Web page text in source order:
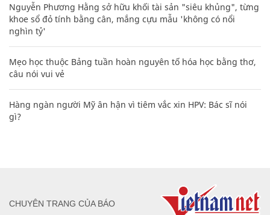
Nguyễn Phương Hằng sở hữu khối tài sản "siêu khủng", từng
khoe sổ đỏ tính bằng cân, mắng cựu mẫu 'không có nổi
nghìn tỷ'
Mẹo học thuộc Bảng tuần hoàn nguyên tố hóa học bằng thơ,
câu nói vui vẻ
Hàng ngàn người Mỹ ân hận vì tiêm vắc xin HPV: Bác sĩ nói
gì?
CHUYÊN TRANG CỦA BÁO